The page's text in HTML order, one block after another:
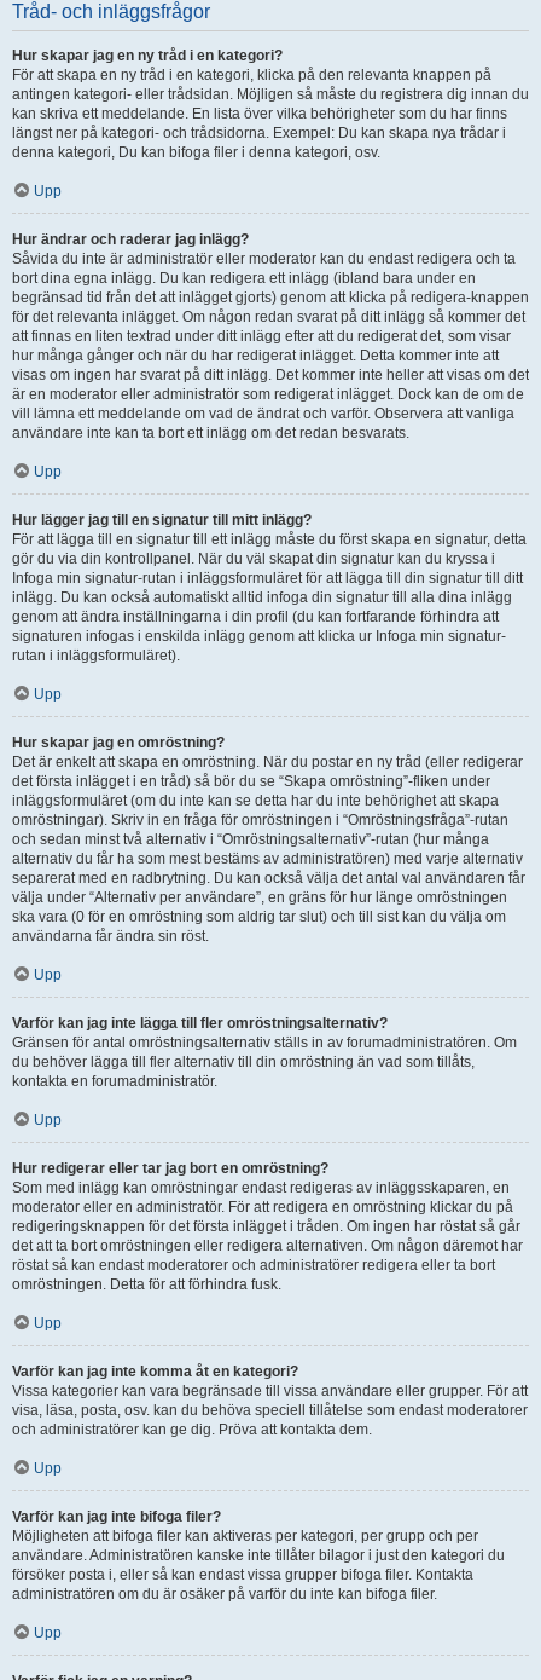
Tråd- och inläggsfrågor
Hur skapar jag en ny tråd i en kategori?
För att skapa en ny tråd i en kategori, klicka på den relevanta knappen på
antingen kategori- eller trådsidan. Möjligen så måste du registrera dig innan du
kan skriva ett meddelande. En lista över vilka behörigheter som du har finns
längst ner på kategori- och trådsidorna. Exempel: Du kan skapa nya trådar i
denna kategori, Du kan bifoga filer i denna kategori, osv.
Upp
Hur ändrar och raderar jag inlägg?
Såvida du inte är administratör eller moderator kan du endast redigera och ta
bort dina egna inlägg. Du kan redigera ett inlägg (ibland bara under en
begränsad tid från det att inlägget gjorts) genom att klicka på redigera-knappen
för det relevanta inlägget. Om någon redan svarat på ditt inlägg så kommer det
att finnas en liten textrad under ditt inlägg efter att du redigerat det, som visar
hur många gånger och när du har redigerat inlägget. Detta kommer inte att
visas om ingen har svarat på ditt inlägg. Det kommer inte heller att visas om det
är en moderator eller administratör som redigerat inlägget. Dock kan de om de
vill lämna ett meddelande om vad de ändrat och varför. Observera att vanliga
användare inte kan ta bort ett inlägg om det redan besvarats.
Upp
Hur lägger jag till en signatur till mitt inlägg?
För att lägga till en signatur till ett inlägg måste du först skapa en signatur, detta
gör du via din kontrollpanel. När du väl skapat din signatur kan du kryssa i
Infoga min signatur-rutan i inläggsformuläret för att lägga till din signatur till ditt
inlägg. Du kan också automatiskt alltid infoga din signatur till alla dina inlägg
genom att ändra inställningarna i din profil (du kan fortfarande förhindra att
signaturen infogas i enskilda inlägg genom att klicka ur Infoga min signatur-
rutan i inläggsformuläret).
Upp
Hur skapar jag en omröstning?
Det är enkelt att skapa en omröstning. När du postar en ny tråd (eller redigerar
det första inlägget i en tråd) så bör du se “Skapa omröstning”-fliken under
inläggsformuläret (om du inte kan se detta har du inte behörighet att skapa
omröstningar). Skriv in en fråga för omröstningen i “Omröstningsfråga”-rutan
och sedan minst två alternativ i “Omröstningsalternativ”-rutan (hur många
alternativ du får ha som mest bestäms av administratören) med varje alternativ
separerat med en radbrytning. Du kan också välja det antal val användaren får
välja under “Alternativ per användare”, en gräns för hur länge omröstningen
ska vara (0 för en omröstning som aldrig tar slut) och till sist kan du välja om
användarna får ändra sin röst.
Upp
Varför kan jag inte lägga till fler omröstningsalternativ?
Gränsen för antal omröstningsalternativ ställs in av forumadministratören. Om
du behöver lägga till fler alternativ till din omröstning än vad som tillåts,
kontakta en forumadministratör.
Upp
Hur redigerar eller tar jag bort en omröstning?
Som med inlägg kan omröstningar endast redigeras av inläggsskaparen, en
moderator eller en administratör. För att redigera en omröstning klickar du på
redigeringsknappen för det första inlägget i tråden. Om ingen har röstat så går
det att ta bort omröstningen eller redigera alternativen. Om någon däremot har
röstat så kan endast moderatorer och administratörer redigera eller ta bort
omröstningen. Detta för att förhindra fusk.
Upp
Varför kan jag inte komma åt en kategori?
Vissa kategorier kan vara begränsade till vissa användare eller grupper. För att
visa, läsa, posta, osv. kan du behöva speciell tillåtelse som endast moderatorer
och administratörer kan ge dig. Pröva att kontakta dem.
Upp
Varför kan jag inte bifoga filer?
Möjligheten att bifoga filer kan aktiveras per kategori, per grupp och per
användare. Administratören kanske inte tillåter bilagor i just den kategori du
försöker posta i, eller så kan endast vissa grupper bifoga filer. Kontakta
administratören om du är osäker på varför du inte kan bifoga filer.
Upp